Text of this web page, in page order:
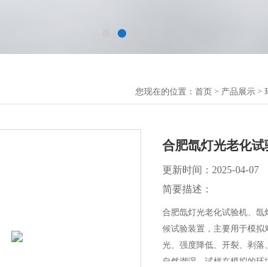
您现在的位置： 首页 > 产品展示 >
合肥氙灯光老化试
更新时间：2025-04-07
简要描述：
合肥氙灯光老化试验机、
候试验装置，主要用于模
光、强度降低、开裂、剥
自然潮湿，试样在模拟的